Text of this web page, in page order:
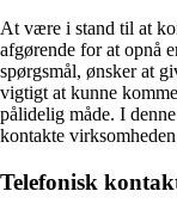
At være i stand til at
afgørende for at opnå
spørgsmål, ønsker at
vigtigt at kunne
pålidelig måde. I
kontakte
Telefonisk